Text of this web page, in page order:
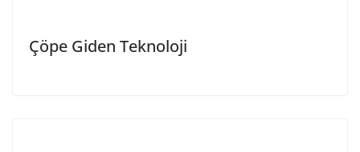
Çöpe Giden Teknoloji